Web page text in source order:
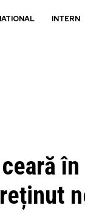
INTERN